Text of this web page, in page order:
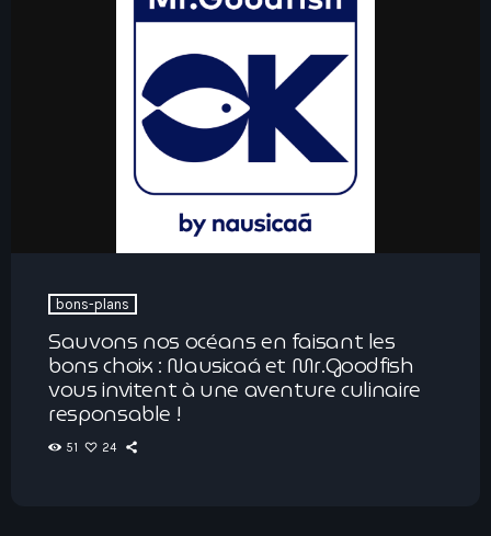
bons-plans
Sauvons nos océans en faisant les
bons choix : Nausicaá et Mr.Goodfish
vous invitent à une aventure culinaire
responsable !
51 24